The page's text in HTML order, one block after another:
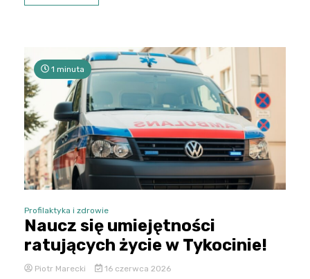
1 minuta
Profilaktyka i zdrowie
Naucz się umiejętności
ratujących życie w Tykocinie!
Piotr Marecki 16 czerwca 2026